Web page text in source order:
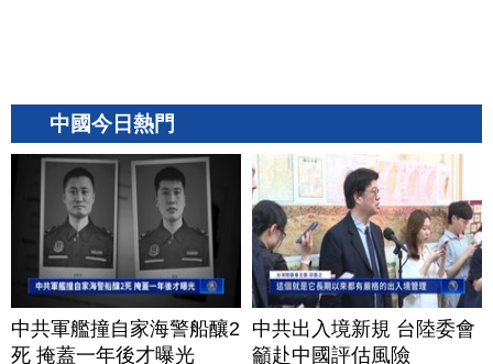
中國今日熱門
中共軍艦撞自家海警船釀2
死 掩蓋一年後才曝光
中共出入境新規 台陸委會
籲赴中國評估風險